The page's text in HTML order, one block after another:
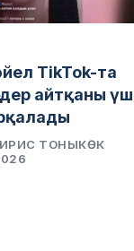
TikTok-та
айтқаны
ТОНЫКӨК